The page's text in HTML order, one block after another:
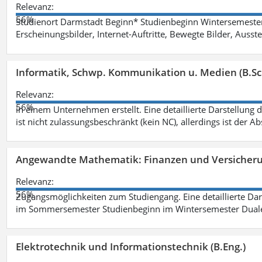
Relevanz:
56%
Studienort Darmstadt Beginn* Studienbeginn
Erscheinungsbilder, Internet-Auftritte, Bewegte Bilder,
Informatik, Schwp. Kommunikation u. Medien
Relevanz:
56%
in einem Unternehmen erstellt. Eine detaillierte Darstellung
ist nicht zulassungsbeschränkt (kein NC), allerdings ist der
Angewandte Mathematik: Finanzen und
Relevanz:
56%
Zugangsmöglichkeiten zum Studiengang. Eine detaillierte
im Sommersemester Studienbeginn im Wintersemester
Elektrotechnik und Informationstechnik (B.Eng.)